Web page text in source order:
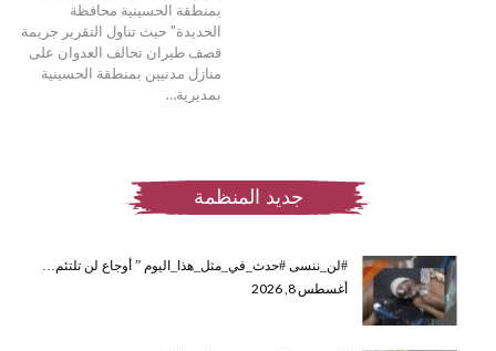
بمنطقة الحسينية محافظة
الحديدة" حيث تناول التقرير جريمة
قصف طيران تحالف العدوان على
منازل مدنيين بمنطقة الحسينية
بمديرية…
جديد المنظمة
#لن_ننسى #حدث_في_مثل_هذا_اليوم ” أوجاع لن تلتئم…
أغسطس 8, 2026